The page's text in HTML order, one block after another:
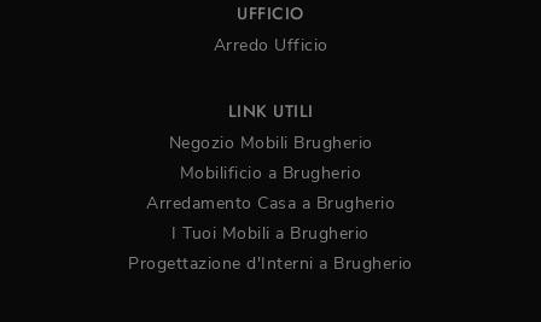
UFFICIO
Arredo Ufficio
LINK UTILI
Negozio Mobili Brugherio
Mobilificio a Brugherio
Arredamento Casa a Brugherio
I Tuoi Mobili a Brugherio
Progettazione d'Interni a Brugherio